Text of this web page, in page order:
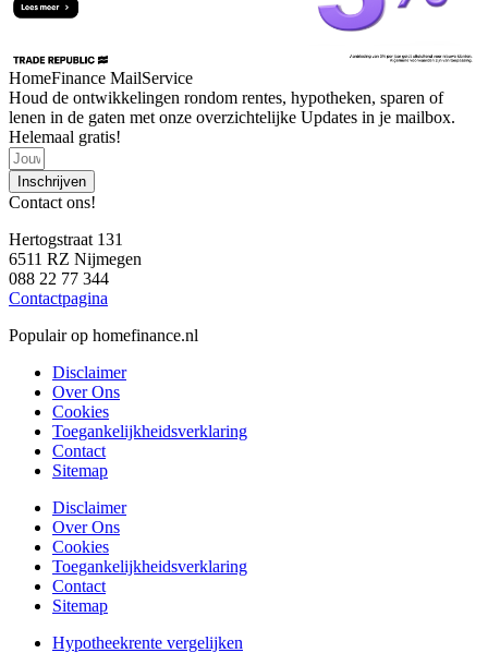
HomeFinance MailService
Houd de ontwikkelingen rondom rentes, hypotheken, sparen of
lenen in de gaten met onze overzichtelijke Updates in je mailbox.
Helemaal gratis!
Inschrijven
Contact ons!
Hertogstraat 131
6511 RZ Nijmegen
088 22 77 344
Contactpagina
Populair op homefinance.nl
Disclaimer
Over Ons
Cookies
Toegankelijkheidsverklaring
Contact
Sitemap
Disclaimer
Over Ons
Cookies
Toegankelijkheidsverklaring
Contact
Sitemap
Hypotheekrente vergelijken